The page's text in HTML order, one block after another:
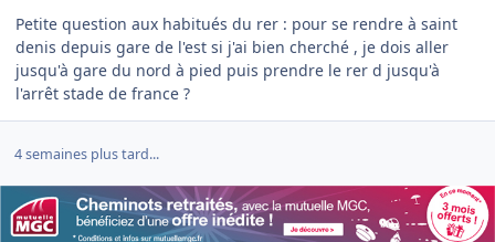
Petite question aux habitués du rer : pour se rendre à saint
denis depuis gare de l'est si j'ai bien cherché , je dois aller
jusqu'à gare du nord à pied puis prendre le rer d jusqu'à
l'arrêt stade de france ?
4 semaines plus tard...